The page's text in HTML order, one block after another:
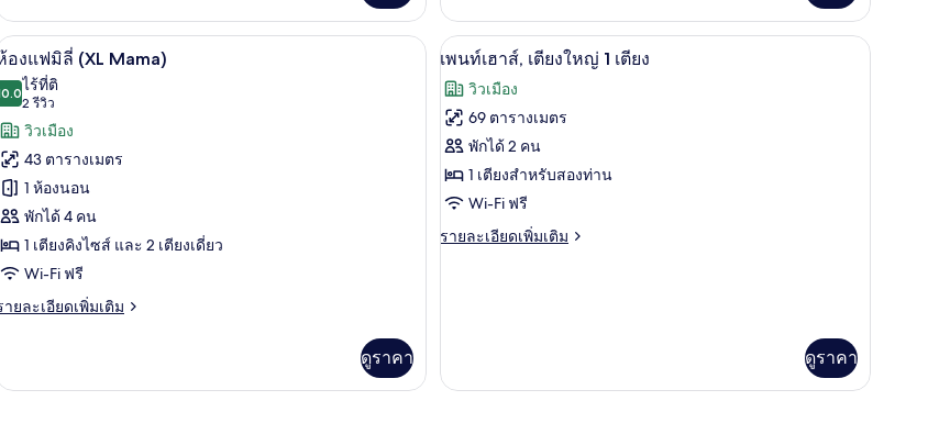
ยว
กับ
อง
,
เตียง
เดี่ยว
2
เตียง
(Large
Mama)
(Medium
Mama)
เกี่ยว
กับ
ห้อง
เตียง
คิง
ไซส์
เตียง
(Medium
Mama)
บด (XXL Mama) | เครื่องนอนป้องกันสารก่อภูมิแพ้, ตู้นิรภัยในห้องพัก, โต๊ะทำงาน
ปิด
าพถ่าย
งหมด
ของ
ห้อง
แฟ
มิ
ลี่
ห้องแฟมิลี่ (XL Mama) | เครื่องนอนป้องกันสารก่อภูมิแพ้, ตู้นิรภัยในห้องพัก, โต๊ะทำงาน
10
องแฟมิลี่ (XL Mama)
10.0 จาก 10
ไร้ที่ติ
2 รีวิว
(2
รีวิว)
วิวเมือง
43 ตารางเมตร
1 ห้องนอน
พักได้ 4 คน
1 เตียงคิงไซส์ และ 2 เตียงเดี่ยว
Wi-Fi ฟรี
ายละเอียดเพิ่มเติม
าย
ยว
ดูราคา
เปิด
ภาพถ่าย
ทั้งหมด
ของ
เพ
นท์
เฮา
เตียง
เพนท์เฮาส์, เตียงใหญ่ 1 เตียง | เครื่องนอนป้
16
เพนท์เฮาส์, เตียงใหญ่ 1 เตียง
วิวเมือง
69 ตารางเมตร
พักได้ 2 คน
1 เตียงสำหรับสองท่าน
Wi-Fi ฟรี
รายละเอียดเพิ่มเติม
ราย
นท์
เฮา
ดูราคา